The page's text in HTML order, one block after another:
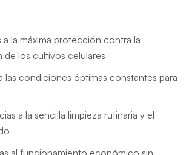
a la máxima protección contra la
de los cultivos celulares
las condiciones óptimas constantes para
a la sencilla limpieza rutinaria y el
al funcionamiento económico sin